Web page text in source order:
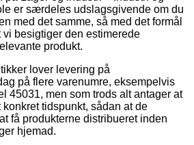
er særdeles udslagsgivende om du
med det samme, så med det formål
besigtiger den estimerede
produkt.
lover levering på
på flere varenumre, eksempelvis
45031, men som trods alt antager at
tidspunkt, sådan at de
få produkterne distribueret inden
hjemad.